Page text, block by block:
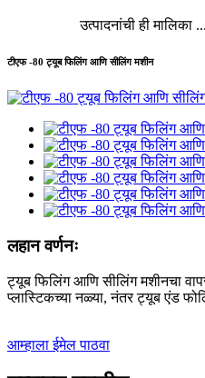
उत्पादनांची ही मालिका ...
टीएफ -80 ट्यूब फिलिंग आणि सीलिंग मशीन
लहान वर्णनः
ट्यूब फिलिंग आणि सीलिंग मशीनचा
प्लास्टिकच्या नळ्या, नंतर ट्यूब एंड
आम्हाला ईमेल पाठवा